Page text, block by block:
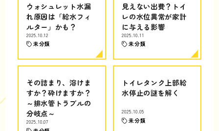
ウォシュレット水漏
れ原因は「給水フィ
ルター」かも？
2025.10.12
未分類
見えない出費？トイ
レの水位異常が家計
に与える影響
2025.10.11
未分類
その詰まり、溶けま
すか？砕けますか？
～排水管トラブルの
分岐点～
2025.10.07
トイレタンク上部給
水停止の謎を解く
2025.10.05
未分類